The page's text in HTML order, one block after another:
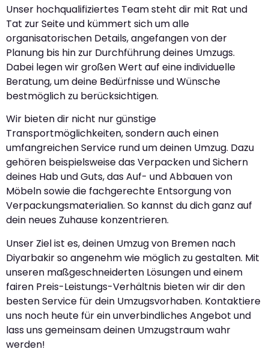
Unser hochqualifiziertes Team steht dir mit Rat und
Tat zur Seite und kümmert sich um alle
organisatorischen Details, angefangen von der
Planung bis hin zur Durchführung deines Umzugs.
Dabei legen wir großen Wert auf eine individuelle
Beratung, um deine Bedürfnisse und Wünsche
bestmöglich zu berücksichtigen.
Wir bieten dir nicht nur günstige
Transportmöglichkeiten, sondern auch einen
umfangreichen Service rund um deinen Umzug. Dazu
gehören beispielsweise das Verpacken und Sichern
deines Hab und Guts, das Auf- und Abbauen von
Möbeln sowie die fachgerechte Entsorgung von
Verpackungsmaterialien. So kannst du dich ganz auf
dein neues Zuhause konzentrieren.
Unser Ziel ist es, deinen Umzug von Bremen nach
Diyarbakir so angenehm wie möglich zu gestalten. Mit
unseren maßgeschneiderten Lösungen und einem
fairen Preis-Leistungs-Verhältnis bieten wir dir den
besten Service für dein Umzugsvorhaben. Kontaktiere
uns noch heute für ein unverbindliches Angebot und
lass uns gemeinsam deinen Umzugstraum wahr
werden!